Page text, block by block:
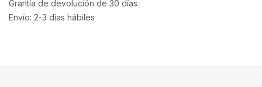
Grantía de devolución de 30 días
Envío: 2-3 días hábiles